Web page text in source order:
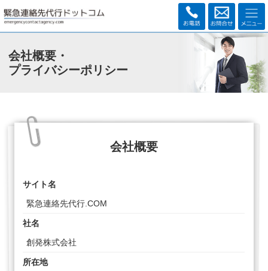
会社概要・
プライバシーポリシー
会社概要
サイト名
緊急連絡先代行.COM
社名
創発株式会社
所在地